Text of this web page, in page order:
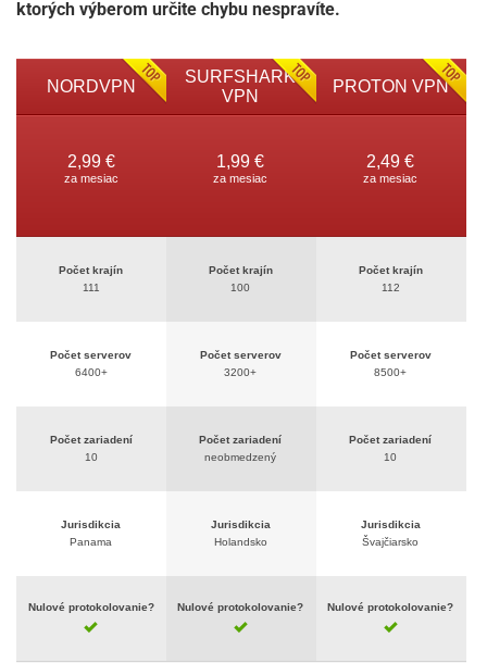
ktorých výberom určite chybu nespravíte.
NORDVPN
2,99 €
za mesiac
Počet krajín
111
Počet serverov
6400+
Počet zariadení
10
Jurisdikcia
Panama
Nulové protokolovanie?
SURFSHARK
VPN
1,99 €
za mesiac
Počet krajín
100
Počet serverov
3200+
Počet zariadení
neobmedzený
Jurisdikcia
Holandsko
Nulové protokolovanie?
PROTON VPN
2,49 €
za mesiac
Počet krajín
112
Počet serverov
8500+
Počet zariadení
10
Jurisdikcia
Švajčiarsko
Nulové protokolovanie?